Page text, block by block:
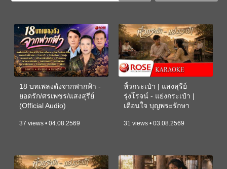
18 บทเพลงดังจากฟากฟ้า -
ยอดรัก/ศรเพชร/แสงสุรีย์
(Official Audio)
37 views • 04.08.2569
หิ้วกระเป๋า | แสงสุรีย์
รุ่งโรจน์ - แย่งกระเป๋า |
เตือนใจ บุญพระรักษา
31 views • 03.08.2569